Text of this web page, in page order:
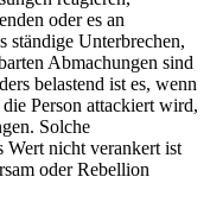
oder es an
ständige Unterbrechen,
Abmachungen sind
belastend ist es, wenn
Person attackiert wird,
Solche
Wert nicht verankert ist
oder Rebellion